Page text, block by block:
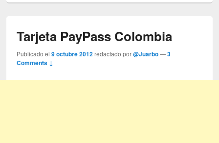
Tarjeta PayPass Colombia
Publicado el9 octubre 2012 redactado por@Juarbo —3
Comments ↓